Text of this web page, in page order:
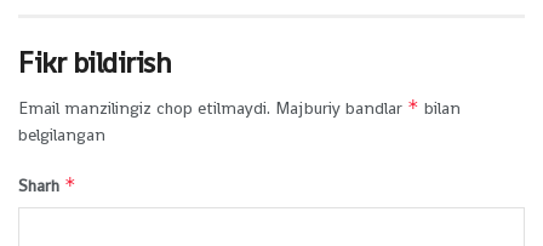
Fikr bildirish
Email manzilingiz chop etilmaydi. Majburiy bandlar * bilan
belgilangan
Sharh *